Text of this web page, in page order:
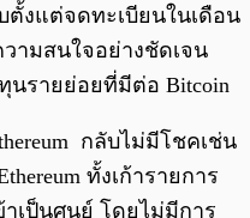
ตั้งแต่จดทะเบียนในเดือน
ามสนใจอย่างชัดเจน
รายย่อยที่มีต่อ Bitcoin
กลับไม่มีโชคเช่น
ทั้งเก้ารายการ
าเป็นศูนย์ โดยไม่มีการ